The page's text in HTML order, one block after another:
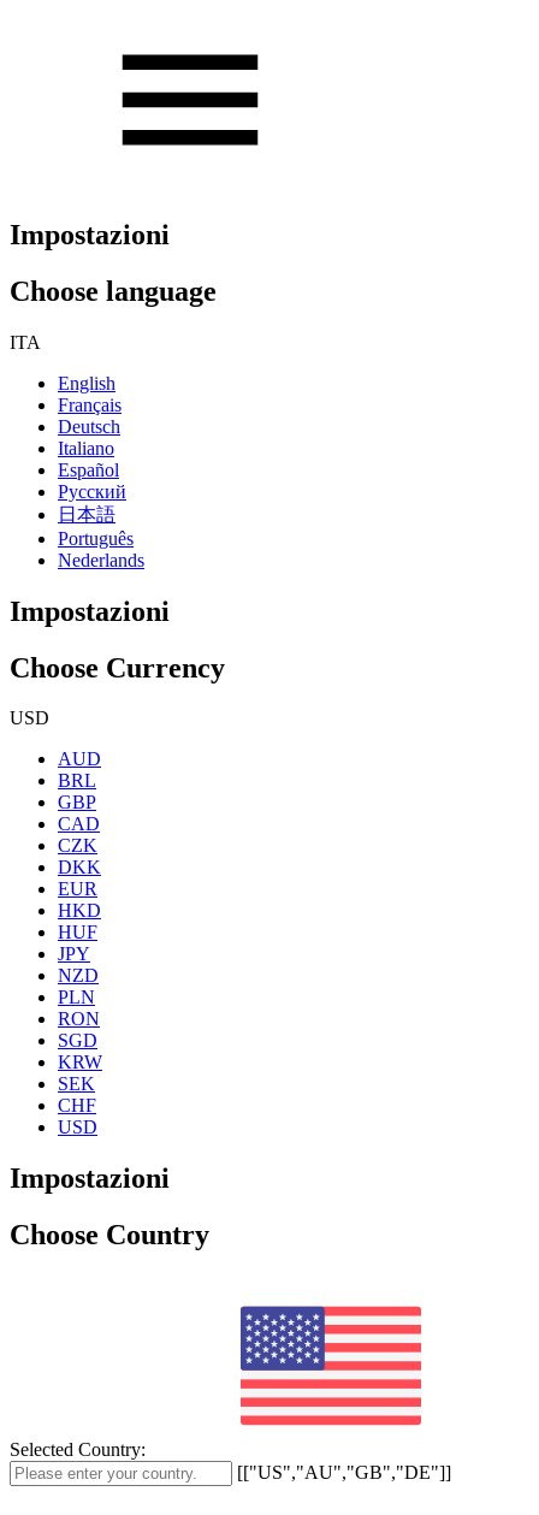
Impostazioni
Choose language
ITA
English
Français
Deutsch
Italiano
Español
Русский
日本語
Português
Nederlands
Impostazioni
Choose Currency
USD
AUD
BRL
GBP
CAD
CZK
DKK
EUR
HKD
HUF
JPY
NZD
PLN
RON
SGD
KRW
SEK
CHF
USD
Impostazioni
Choose Country
Selected Country:
[["US","AU","GB","DE"]]